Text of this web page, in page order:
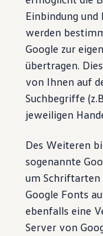
Einbindung und
werden
Google zur
übertragen.
von Ihnen auf
Suchbegriffe
jeweiligen
Des Weiteren
sogenannte
um Schriftarten
Google Fonts
ebenfalls eine
Server von